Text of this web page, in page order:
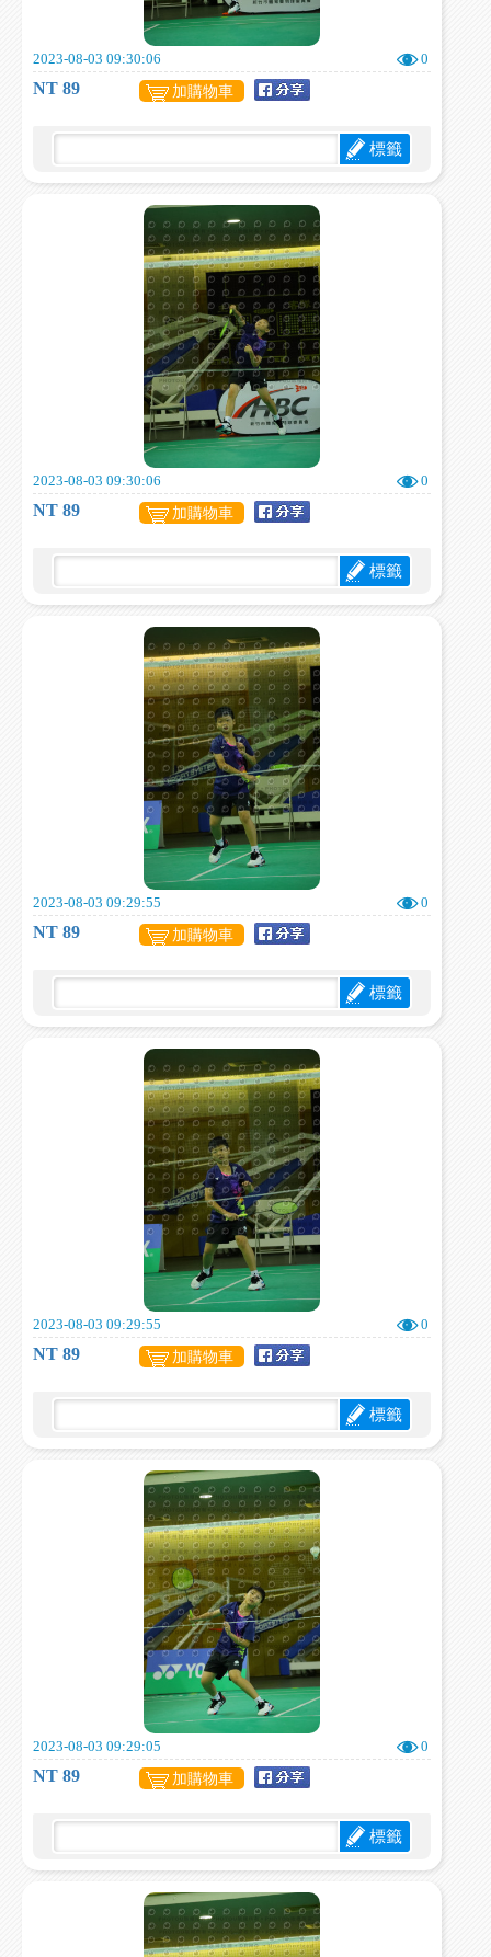
2023-08-03 09:30:06 0
NT 89 加購物車
標籤
2023-08-03 09:30:06 0
NT 89 加購物車
標籤
2023-08-03 09:29:55 0
NT 89 加購物車
標籤
2023-08-03 09:29:55 0
NT 89 加購物車
標籤
2023-08-03 09:29:05 0
NT 89 加購物車
標籤